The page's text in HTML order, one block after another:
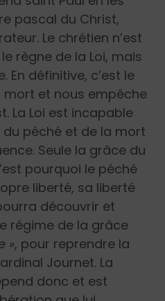
pascal du Christ,
Le chrétien n’est
règne de la Loi, mais
En définitive, c’est le
et nous empêche
La Loi est incapable
péché et de la mort
Seule la grâce du
pourquoi le péché
liberté, sa liberté
découvrir et
régime de la grâce
», pour reprendre la
Journet. La
donc et est